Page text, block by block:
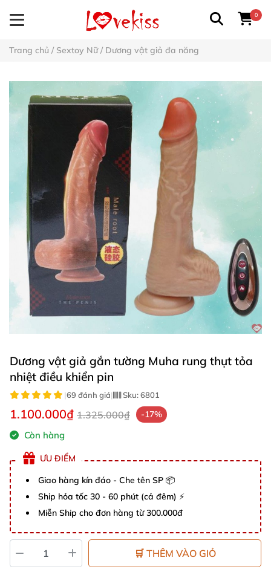
0
Trang chủ / Sextoy Nữ/ Dương vật giả đa năng
Dương vật giả gắn tường Muha rung thụt tỏa
nhiệt điều khiển pin
|69 đánh giá| Sku:6801
1.100.000₫ 1.325.000₫ -17%
Còn hàng
ƯU ĐIỂM
Giao hàng kín đáo - Che tên SP 📦
Ship hỏa tốc 30 - 60 phút (cả đêm) ⚡
Miễn Ship cho đơn hàng từ 300.000đ
🛒 THÊM VÀO GIỎ